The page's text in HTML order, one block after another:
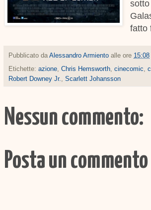
fatto
Pubblicato da Alessandro Armiento alle ore 15:08
Etichette: azione, Chris Hemsworth, cinecomic,
Robert Downey Jr., Scarlett Johansson
Nessun commento:
Posta un commento